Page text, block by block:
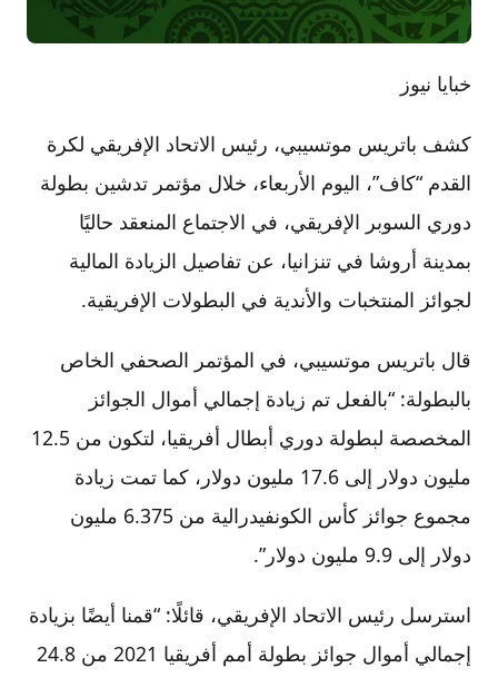
خبايا نيوز
كشف باتريس موتسيبي، رئيس الاتحاد الإفريقي لكرة
القدم “كاف”، اليوم الأربعاء، خلال مؤتمر تدشين بطولة
دوري السوبر الإفريقي، في الاجتماع المنعقد حاليًا
بمدينة أروشا في تنزانيا، عن تفاصيل الزيادة المالية
لجوائز المنتخبات والأندية في البطولات الإفريقية.
قال باتريس موتسيبي، في المؤتمر الصحفي الخاص
بالبطولة: “بالفعل تم زيادة إجمالي أموال الجوائز
المخصصة لبطولة دوري أبطال أفريقيا، لتكون من 12.5
مليون دولار إلى 17.6 مليون دولار، كما تمت زيادة
مجموع جوائز كأس الكونفيدرالية من 6.375 مليون
دولار إلى 9.9 مليون دولار”.
استرسل رئيس الاتحاد الإفريقي، قائلًا: “قمنا أيضًا بزيادة
إجمالي أموال جوائز بطولة أمم أفريقيا 2021 من 24.8